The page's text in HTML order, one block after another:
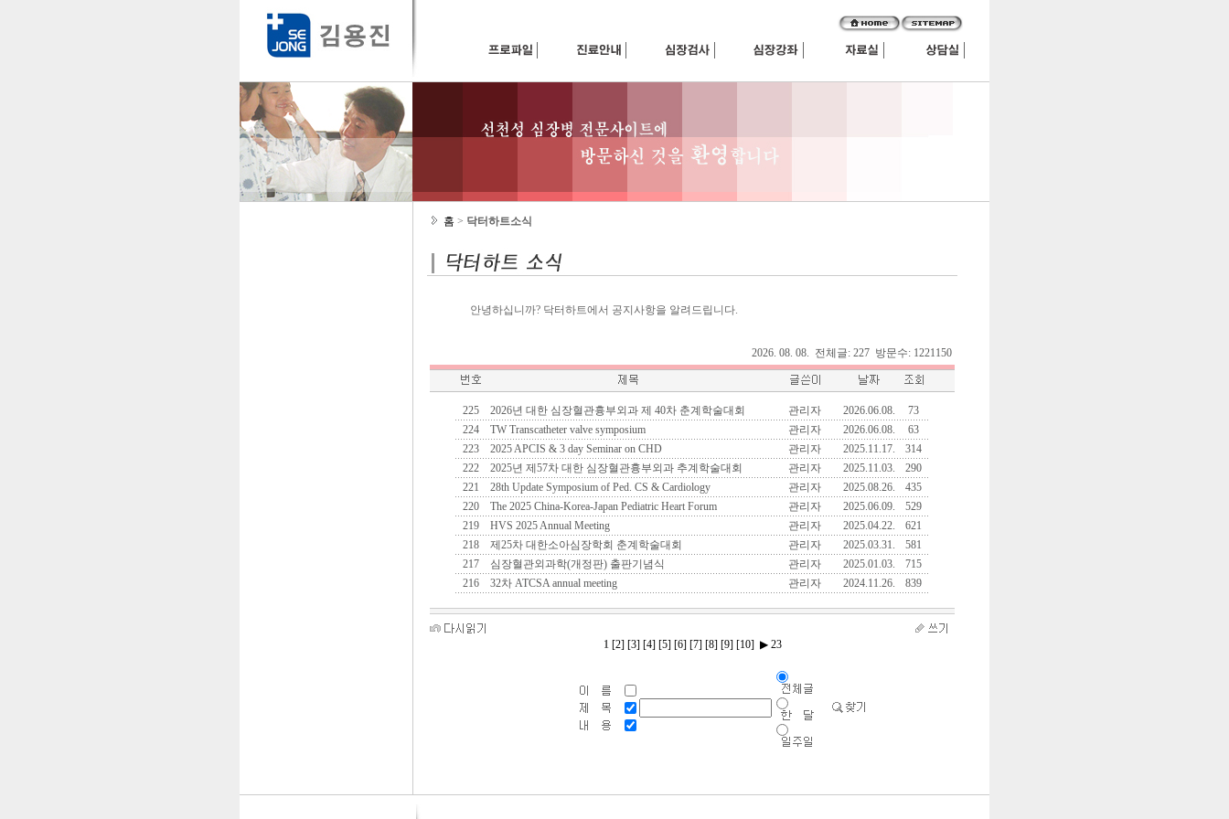
홈 > 닥터하트소식
안녕하십니까? 닥터하트에서 공지사항을 알려드립니다.
2026. 08. 08. 전체글: 227 방문수: 1221150
225 2026년 대한 심장혈관흉부외과 제 40차 춘계학술대회 관리자 2026.06.08.
73
224
TW Transcatheter valve symposium 관리자 2026.06.08.
63
223
2025 APCIS & 3 day Seminar on CHD 관리자 2025.11.17.
314
222
2025년 제57차 대한 심장혈관흉부외과 추계학술대회 관리자 2025.11.03.
290
221
28th Update Symposium of Ped. CS & Cardiology 관리자 2025.08.26.
435
220
The 2025 China-Korea-Japan Pediatric Heart Forum 관리자 2025.06.09.
529
219
HVS 2025 Annual Meeting 관리자 2025.04.22.
621
218
제25차 대한소아심장학회 춘계학술대회 관리자 2025.03.31.
581
217
심장혈관외과학(개정판) 출판기념식 관리자 2025.01.03.
715
216
32차 ATCSA annual meeting 관리자 2024.11.26. 839
1 [2] [3] [4] [5] [6] [7] [8] [9] [10] ▶23